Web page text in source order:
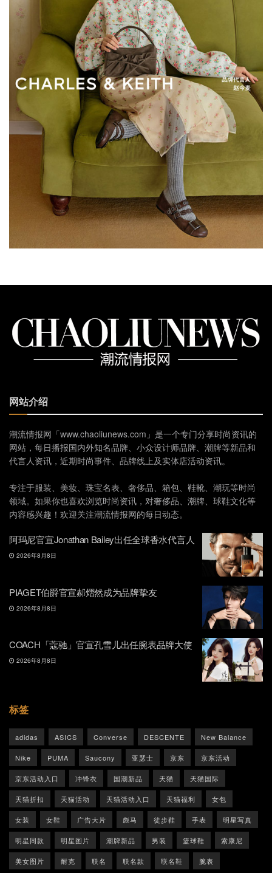
网站介绍
潮流情报网「www.chaoliunews.com」是一个专门分享时尚资讯的
网站，每日播报国内外知名品牌、小众设计师品牌、潮牌等新品和
代言人资讯，近期时尚事件、品牌线上及实体店活动资讯。
专注于服装、美妆、珠宝名表、奢侈品、箱包、鞋靴、潮玩等时尚
领域。如果你也喜欢浏览时尚资讯，对奢侈品、潮牌、球鞋文化等
内容感兴趣！欢迎关注潮流情报网的每日动态。
阿玛尼官宣Jonathan Bailey出任全球香水代言人
2026年8月8日
PIAGET伯爵官宣郝熠然成为品牌挚友
2026年8月8日
COACH「蔻驰」官宣孔雪儿出任腕表品牌大使
2026年8月8日
标签
adidas ASICS Converse DESCENTE New Balance
Nike PUMA Saucony 亚瑟士 京东 京东活动
京东活动入口 冲锋衣 国潮新品 天猫 天猫国际
天猫折扣 天猫活动 天猫活动入口 天猫福利 女包
女装 女鞋 广告大片 彪马 徒步鞋 手表 明星写真
明星同款 明星图片 潮牌新品 男装 篮球鞋 索康尼
美女图片 耐克 联名 联名款 联名鞋 腕表